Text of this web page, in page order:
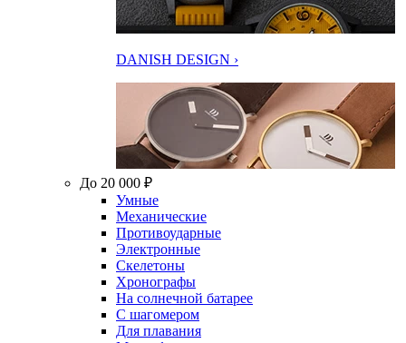
DANISH DESIGN ›
До 20 000 ₽
Умные
Механические
Противоударные
Электронные
Скелетоны
Хронографы
На солнечной батарее
С шагомером
Для плавания